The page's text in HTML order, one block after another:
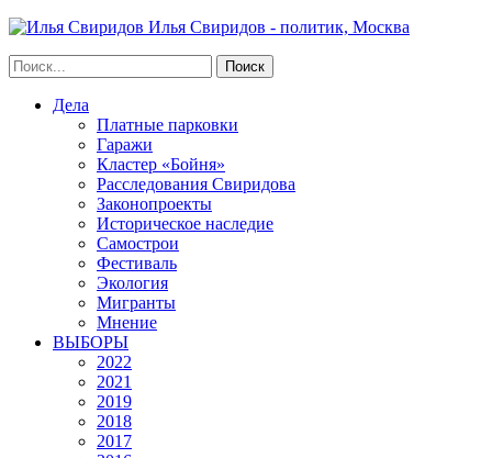
Илья Свиридов - политик, Москва
Дела
Платные парковки
Гаражи
Кластер «Бойня»
Расследования Свиридова
Законопроекты
Историческое наследие
Самострои
Фестиваль
Экология
Мигранты
Мнение
ВЫБОРЫ
2022
2021
2019
2018
2017